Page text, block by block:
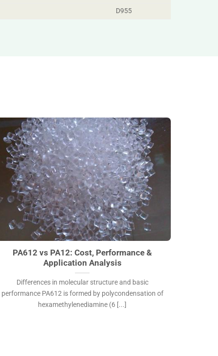
D955
vs PA12: Cost, Performance & Application
PA612 vs PA12: Cost, Performance &
Application Analysis
Differences in molecular structure and basic
performance PA612 is formed by polycondensation of
hexamethylenediamine (6 [...]